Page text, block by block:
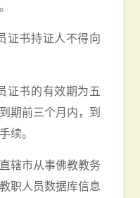
书持证人不得向
书的有效期为五
期前三个月内，到
续。
市从事佛教教务
职人员数据库信息